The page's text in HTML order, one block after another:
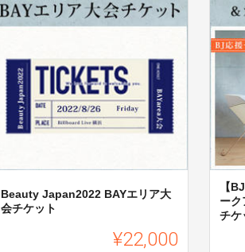
Beauty Japan2022 BAYエリア大
会チケット
¥22,000
【
ーク
チケ